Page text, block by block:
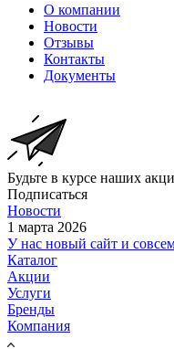
О компании
Новости
Отзывы
Контакты
Документы
Будьте в курсе наших
Подписаться
Новости
1 марта 2026
У нас новый сайт и
Каталог
Акции
Услуги
Бренды
Компания